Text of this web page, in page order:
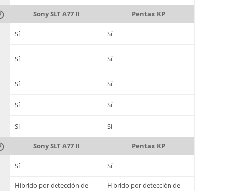
Sony SLT A77 II Pentax KP
Sí Sí
Sí Sí
Sí Sí
Sí Sí
Sí Sí
Sony SLT A77 II Pentax KP
Sí Sí
Híbrido por detección de
Híbrido por detección de